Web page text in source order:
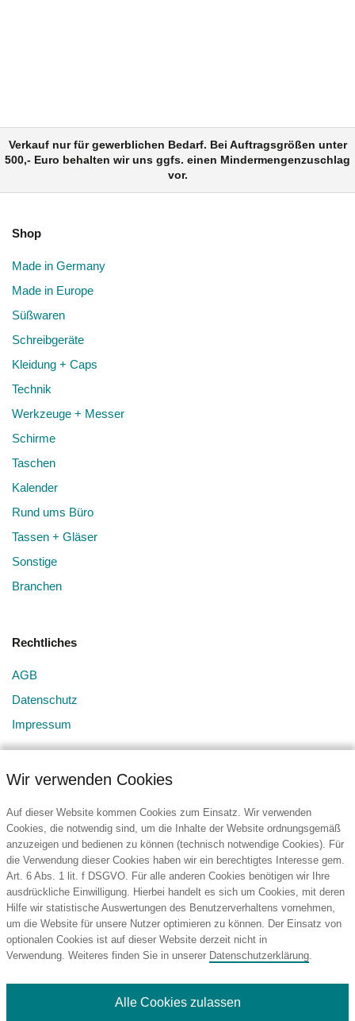
Verkauf nur für gewerblichen Bedarf. Bei Auftragsgrößen unter
500,- Euro behalten wir uns ggfs. einen Mindermengenzuschlag
vor.
Shop
Made in Germany
Made in Europe
Süßwaren
Schreibgeräte
Kleidung + Caps
Technik
Werkzeuge + Messer
Schirme
Taschen
Kalender
Rund ums Büro
Tassen + Gläser
Sonstige
Branchen
Rechtliches
AGB
Datenschutz
Impressum
Kontakt
BURG Services GmbH & Co. KG
Hansestraße 107
51149 Köln
Deutschland
Tel.: +49 (2203) 965450
Wir verwenden Cookies
Auf dieser Website kommen Cookies zum Einsatz. Wir verwenden
Cookies, die notwendig sind, um die Inhalte der Website ordnungsgemäß
anzuzeigen und bedienen zu können (technisch notwendige Cookies). Für
die Verwendung dieser Cookies haben wir ein berechtigtes Interesse gem.
Art. 6 Abs. 1 lit. f DSGVO. Für alle anderen Cookies benötigen wir Ihre
ausdrückliche Einwilligung. Hierbei handelt es sich um Cookies, mit deren
Hilfe wir statistische Auswertungen des Benutzerverhaltens vornehmen,
um die Website für unsere Nutzer optimieren zu können. Der Einsatz von
optionalen Cookies ist auf dieser Website derzeit nicht in
Verwendung. Weiteres finden Sie in unserer Datenschutzerklärung.
Alle Cookies zulassen